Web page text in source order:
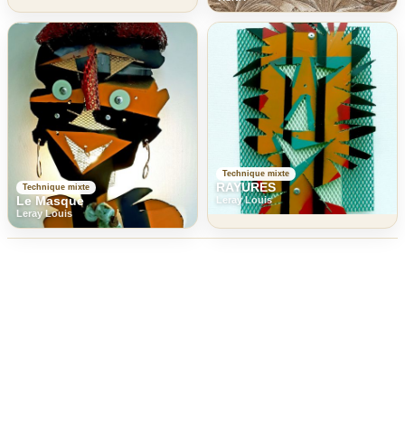
Technique mixte
Le Masque
Leray Louis
Technique mixte
RAYURES
Leray Louis